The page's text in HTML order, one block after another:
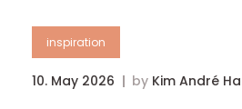
inspiration
10. May 2026 by Kim André